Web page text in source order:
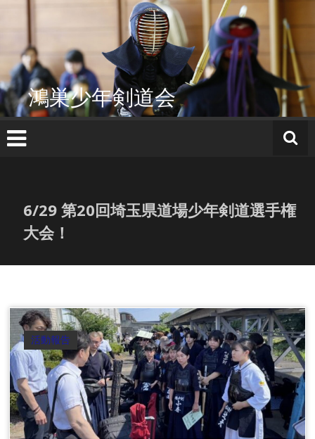
ツ
へ
ス
キ
ッ
鴻巣少年剣道会
6/29 第20回埼玉県道場少年剣道選手権
大会！
活動報告